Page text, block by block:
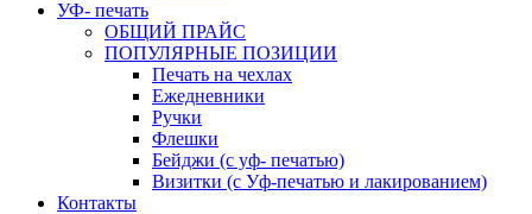
УФ- печать
ОБЩИЙ ПРАЙС
ПОПУЛЯРНЫЕ ПОЗИЦИИ
Печать на чехлах
Ежедневники
Ручки
Флешки
Бейджи (с уф- печатью)
Визитки (с Уф-печатью и лакированием)
Контакты